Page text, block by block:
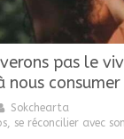
pas le
nous consumer
Sokchearta
se réconcilier avec